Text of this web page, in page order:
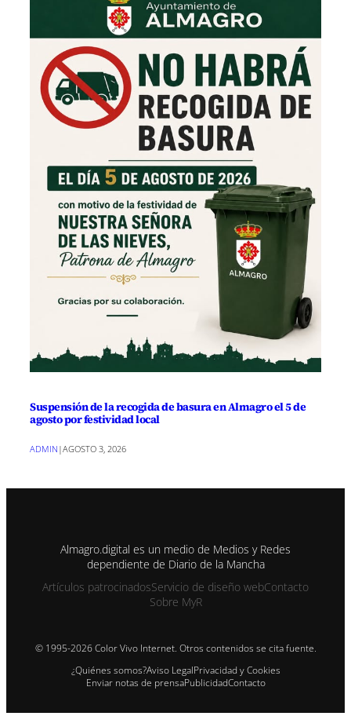
Suspensión de la recogida de basura en Almagro el 5 de
agosto por festividad local
ADMIN |AGOSTO 3, 2026
Almagro.digital es un medio de Medios y Redes
dependiente de Diario de la Mancha
Artículos patrocinadosServicio de diseño webContacto
Sobre MyR
© 1995-2026 Color Vivo Internet. Otros contenidos se cita fuente.
¿Quiénes somos?Aviso LegalPrivacidad y Cookies
Enviar notas de prensaPublicidadContacto